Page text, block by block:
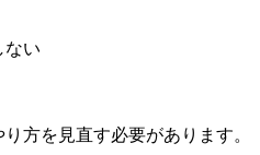
ない
方を見直す必要があります。